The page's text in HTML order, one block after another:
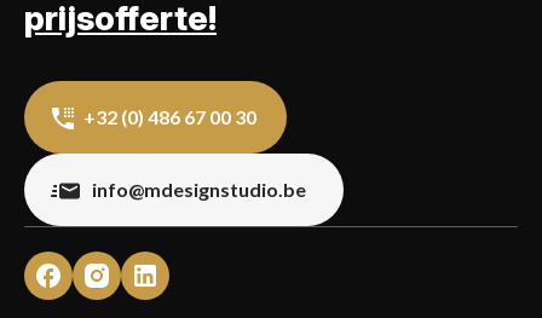
prijsofferte!
+32 (0) 486 67 00 30
info@mdesignstudio.be